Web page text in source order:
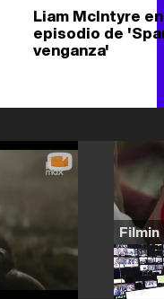
Liam McIntyre
episodio de
venganza'